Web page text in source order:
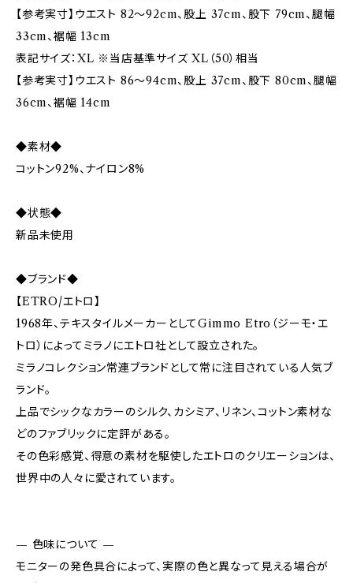
【参考実寸】ウエスト 82〜92cm、股上 37cm、股下 79cm、腿幅
33cm、裾幅 13cm
表記サイズ：XL ※当店基準サイズ XL（50）相当
【参考実寸】ウエスト 86〜94cm、股上 37cm、股下 80cm、腿幅
36cm、裾幅 14cm
◆素材◆
コットン92%、ナイロン8%
◆状態◆
新品未使用
◆ブランド◆
【ETRO/エトロ】
1968年、テキスタイルメーカーとしてGimmo Etro（ジーモ・エ
トロ）によってミラノにエトロ社として設立された。
ミラノコレクション常連ブランドとして常に注目されている人気ブ
ランド。
上品でシックなカラーのシルク、カシミア、リネン、コットン素材な
どのファブリックに定評がある。
その色彩感覚、得意の素材を駆使したエトロのクリエーションは、
世界中の人々に愛されています。
— 色味について —
モニターの発色具合によって、実際の色と異なって見える場合が